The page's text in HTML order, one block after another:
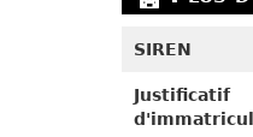
SIREN
Justificatif